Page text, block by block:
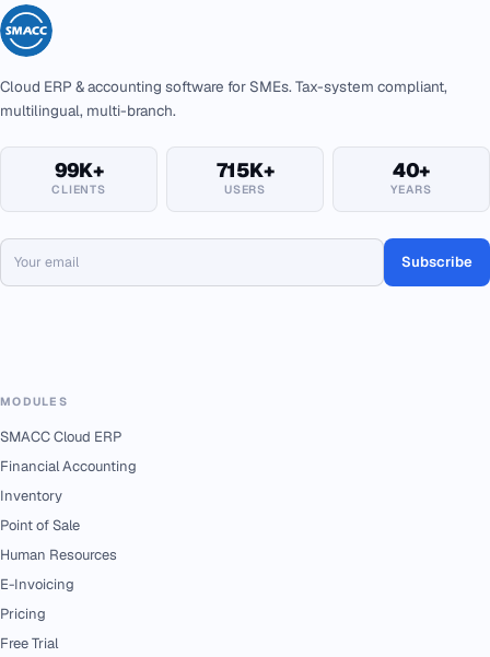
Cloud ERP & accounting software for SMEs. Tax-system compliant,
multilingual, multi-branch.
99K+
CLIENTS
715K+
USERS
40+
YEARS
Subscribe
MODULES
SMACC Cloud ERP
Financial Accounting
Inventory
Point of Sale
Human Resources
E-Invoicing
Pricing
Free Trial